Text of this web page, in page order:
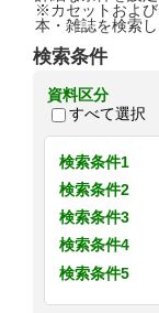
※カセットおよ
本・雑誌を検索
検索条件
資料区分
すべて選択
検索条件1
検索条件2
検索条件3
検索条件4
検索条件5